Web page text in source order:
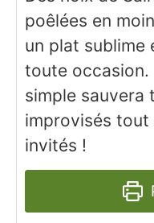
poêlées en
un plat sublime
toute
simple sauvera
improvisés tout
invités !